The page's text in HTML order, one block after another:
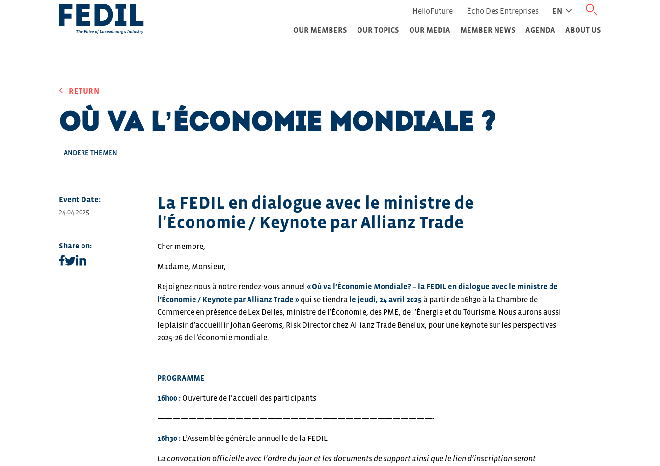
Skip to main content
HelloFuture Écho Des Entreprises EN
OUR MEMBERS OUR TOPICS OUR MEDIA MEMBER NEWS AGENDA ABOUT US
RETURN
Où va l’Économie mondiale ?
ANDERE THEMEN
Event Date:
24.04.2025
Share on:
Share on facebook
Share on twitter
Share on linkedin
La FEDIL en dialogue avec le ministre de
l'Économie / Keynote par Allianz Trade
Cher membre,
Madame, Monsieur,
Rejoignez-nous à notre rendez-vous annuel « Où va l’Économie Mondiale? – la FEDIL en dialogue avec le ministre de
l’Économie / Keynote par Allianz Trade » qui se tiendra le jeudi, 24 avril 2025à partir de 16h30 à la Chambre de
Commerce en présence de Lex Delles, ministre de l’Économie, des PME, de l’Énergie et du Tourisme. Nous aurons aussi
le plaisir d’accueillir Johan Geeroms, Risk Director chez Allianz Trade Benelux, pour une keynote sur les perspectives
2025-26 de l’économie mondiale.
PROGRAMME
16h00 : Ouverture de l’accueil des participants
———————————————————————————————————-
16h30 : L’Assemblée générale annuelle de la FEDIL
La convocation officielle avec l’ordre du jour et les documents de support ainsi que le lien d’inscription seront